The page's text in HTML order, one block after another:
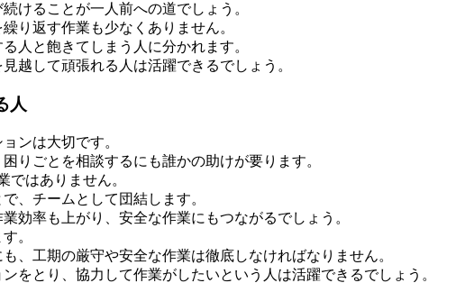
けることが一人前への道でしょう。
り返す作業も少なくありません。
人と飽きてしまう人に分かれます。
越して頑張れる人は活躍できるでしょう。
人
ンは大切です。
りごとを相談するにも誰かの助けが要ります。
ではありません。
、チームとして団結します。
効率も上がり、安全な作業にもつながるでしょう。
。
、工期の厳守や安全な作業は徹底しなければなりません。
をとり、協力して作業がしたいという人は活躍できるでしょう。